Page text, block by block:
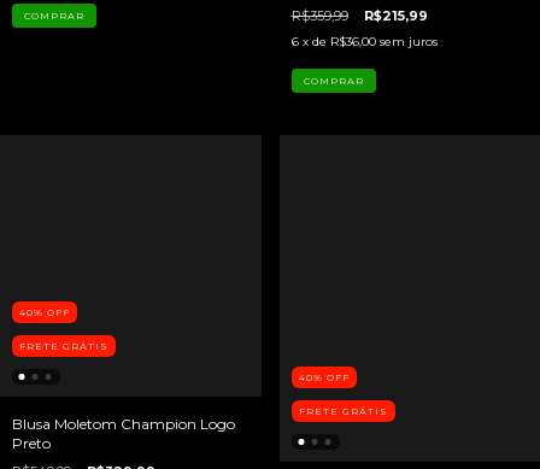
COMPRAR R$359,99 R$215,99
6 x de R$36,00 sem juros
COMPRAR
40% OFF
FRETE GRÁTIS
Blusa Moletom Champion Logo
Preto
40% OFF
FRETE GRÁTIS